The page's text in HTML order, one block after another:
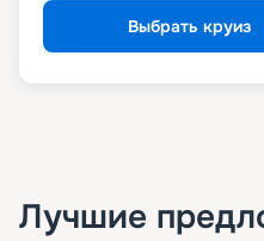
Выбрать круиз
Лучшие